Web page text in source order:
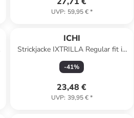
UVP: 59,95 €*
ICHI
Strickjacke IXTRILLA Regular fit in
Doeskin
-41%
23,48 €
UVP: 39,95 €*